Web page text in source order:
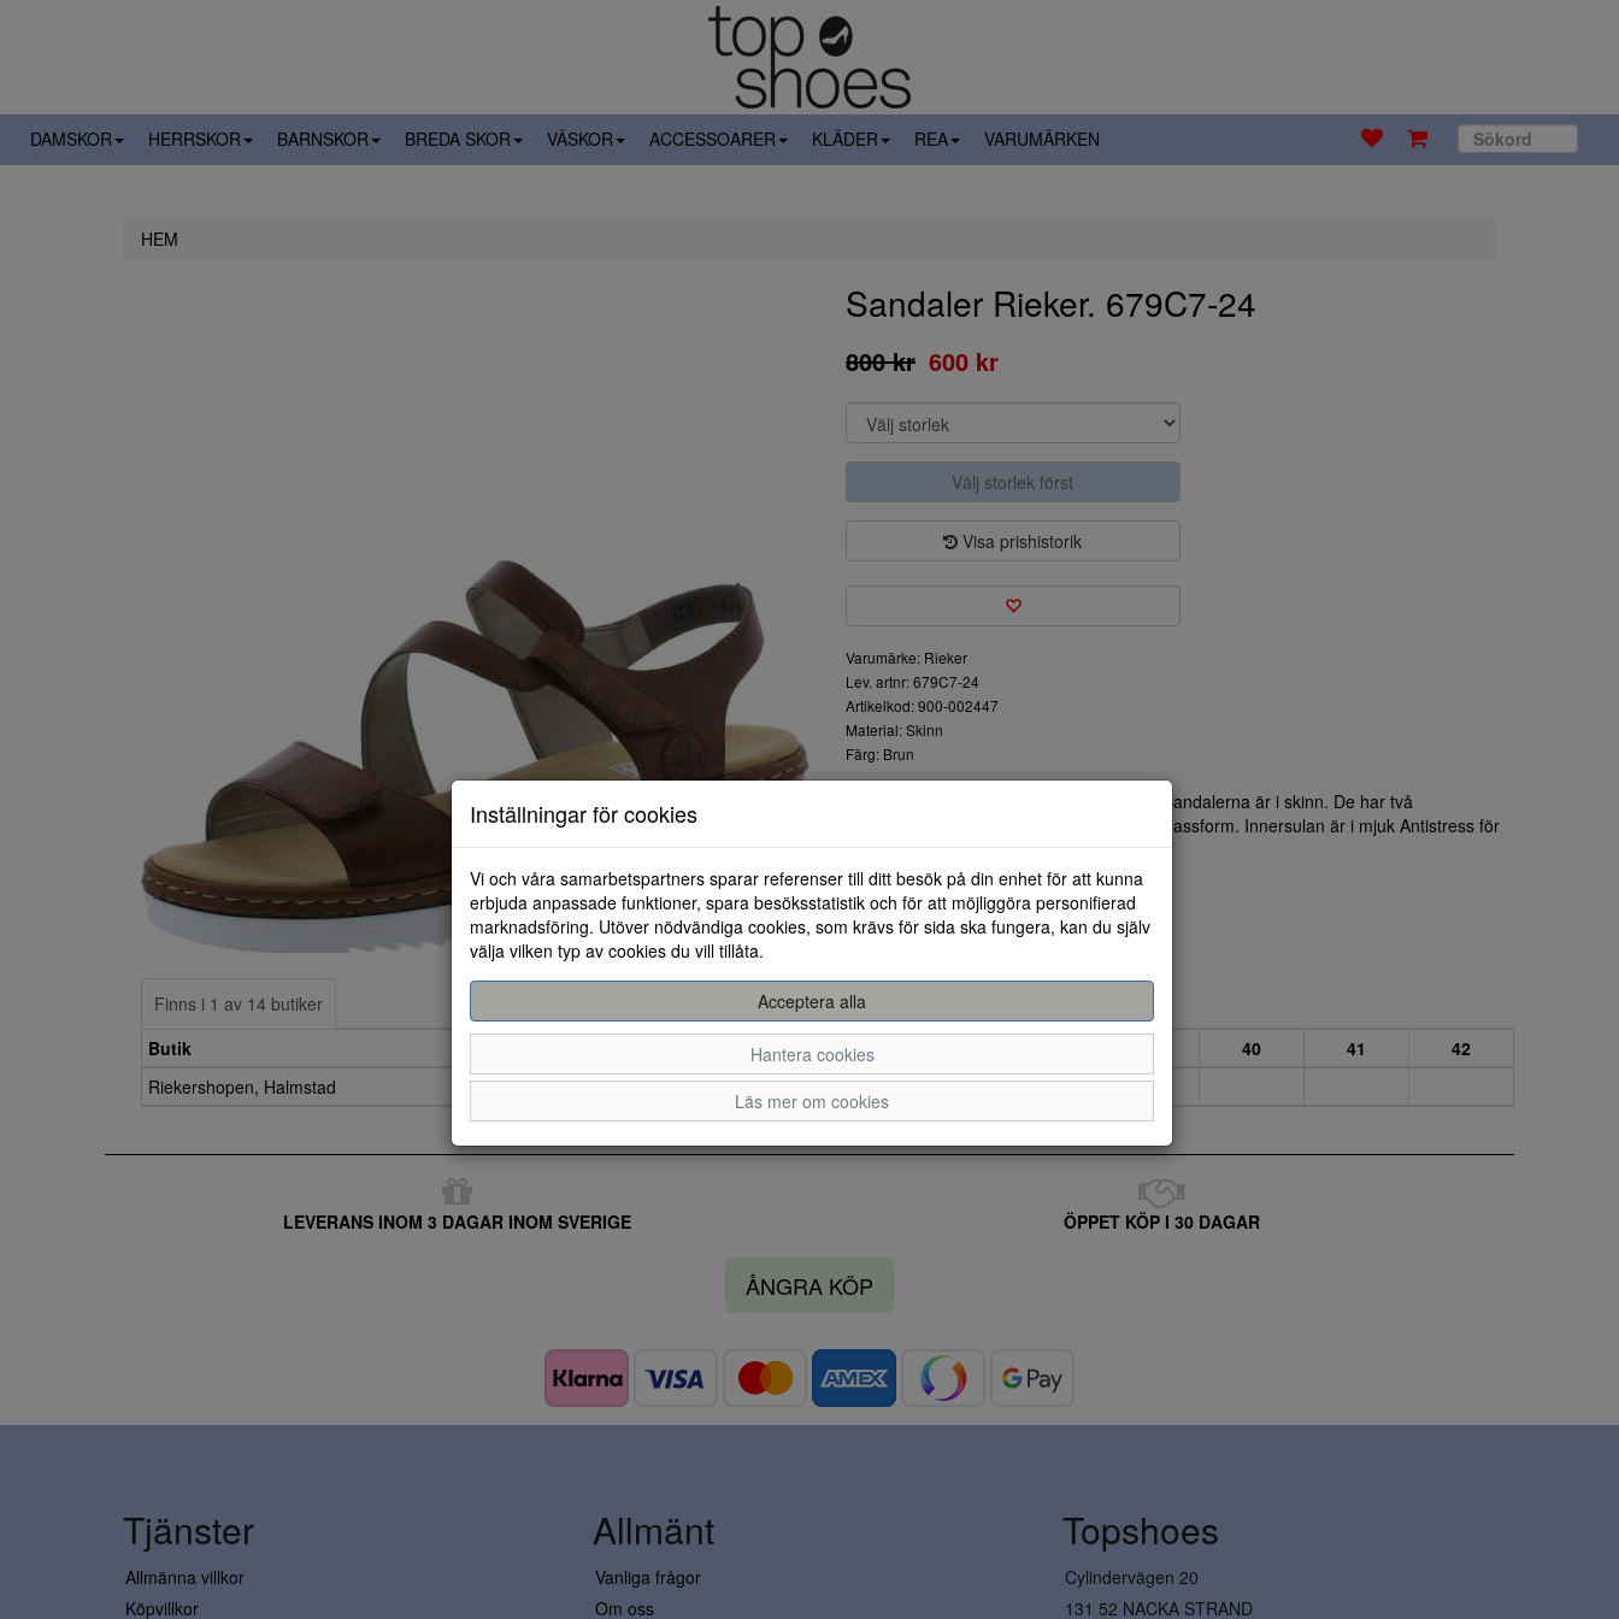
DAMSKOR HERRSKOR BARNSKOR BREDA SKOR VÄSKOR ACCESSOARER KLÄDER REA VARUMÄRKEN
HEM
Sandaler Rieker. 679C7-24
800 kr 600 kr
Välj storlek först
Visa prishistorik
Varumärke: Rieker
Lev. artnr: 679C7-24
Artikelkod: 900-002447
Material: Skinn
Färg: Brun
Sandaler från Rieker med en låg kilklack. Sandalerna är i skinn. De har två
kardborreknäppningar för att få till en bra passform. Innersulan är i mjuk Antistress för
en skön dämpning i varje steg.
Finns i 1 av 14 butiker
Butik
36 40 41
42
Riekershopen, Halmstad
LEVERANS INOM 3 DAGAR INOM SVERIGE ÖPPET KÖP I 30 DAGAR
ÅNGRA KÖP
Inställningar för cookies
Vi och våra samarbetspartners sparar referenser till ditt besök på din enhet för att kunna
erbjuda anpassade funktioner, spara besöksstatistik och för att möjliggöra personifierad
marknadsföring. Utöver nödvändiga cookies, som krävs för sida ska fungera, kan du själv
välja vilken typ av cookies du vill tillåta.
Acceptera alla
Hantera cookies
Läs mer om cookies
Tjänster
Allmänna villkor
Köpvillkor
Allmänt
Vanliga frågor
Om oss
Topshoes
Cylindervägen 20
131 52 NACKA STRAND